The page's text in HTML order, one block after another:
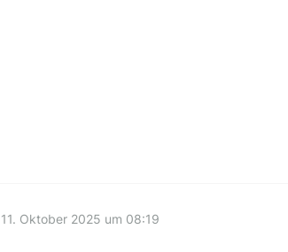
11. Oktober 2025 um 08:19